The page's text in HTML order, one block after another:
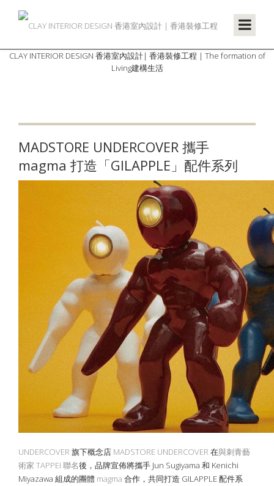
CLAY INTERIOR DESIGN 香港室內設計| 香港裝修工程 | The formation of
Living建構生活
MADSTORE UNDERCOVER 攜手
magma 打造「GILAPPLE」配件系列
UNDERCOVER 旗下概念店 MADSTORE UNDERCOVER 在與刺青藝
術家 TAPPEI 聯名後，品牌宣佈將攜手 Jun Sugiyama 和 Kenichi
Miyazawa 組成的團體 magma 合作，共同打造 GILAPPLE 配件系